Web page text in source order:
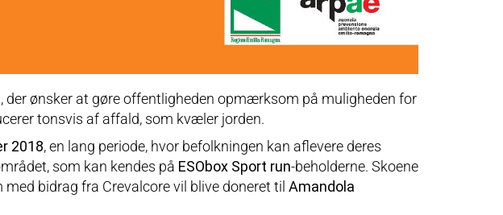
der ønsker at gøre offentligheden opmærksom på muligheden for
tonsvis af affald, som kvæler jorden.
2018, en lang periode, hvor befolkningen kan aflevere deres
som kan kendes på ESObox Sport run-beholderne. Skoene
bidrag fra Crevalcore vil blive doneret til Amandola